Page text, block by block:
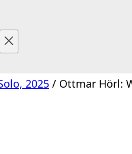
2025 / Ottmar Hörl: